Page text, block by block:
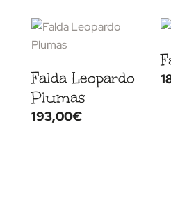
Falda Leopardo
Plumas
193,00€